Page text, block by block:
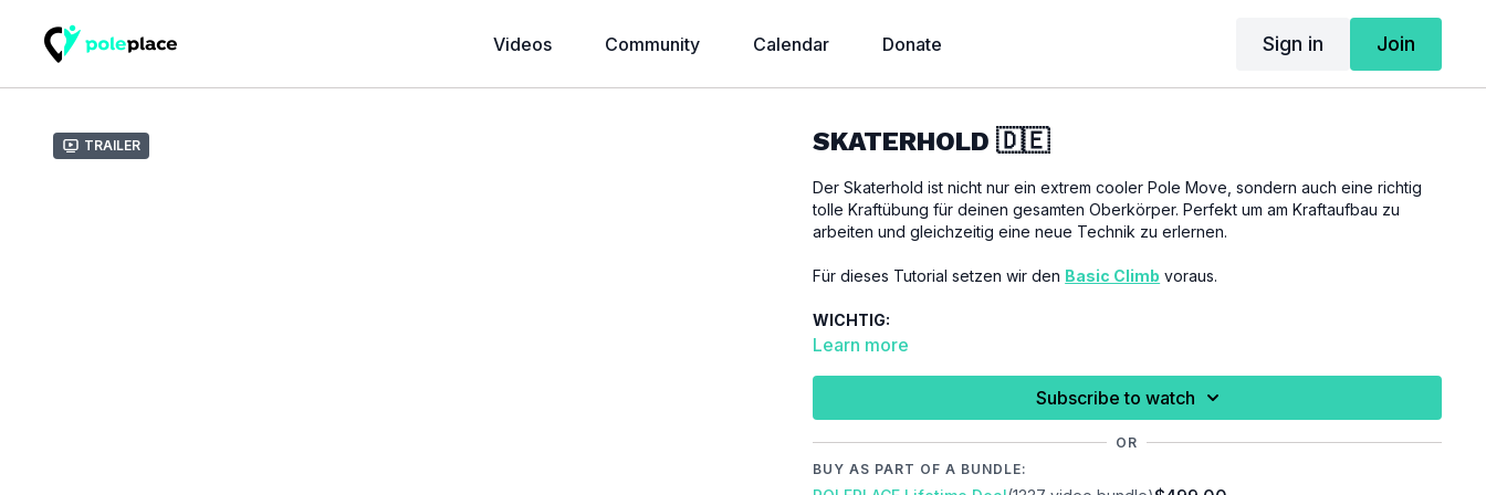
Videos Community Calendar Donate Sign in Join
Trailer SKATERHOLD 🇩🇪
Der Skaterhold ist nicht nur ein extrem cooler Pole Move, sondern auch eine richtig
tolle Kraftübung für deinen gesamten Oberkörper. Perfekt um am Kraftaufbau zu
arbeiten und gleichzeitig eine neue Technik zu erlernen.
Für dieses Tutorial setzen wir den Basic Climb voraus.
WICHTIG:
Bitte achte darauf, dich vor der Ausübung dieses Tutorials ausreichend aufzuwärmen
00:30Floor
Learn more
Subscribe to watch
OR
BUY AS PART OF A BUNDLE: